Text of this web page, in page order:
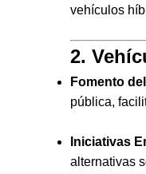
vehículos
2.
Fomento
pública,
Iniciativas
alternativas